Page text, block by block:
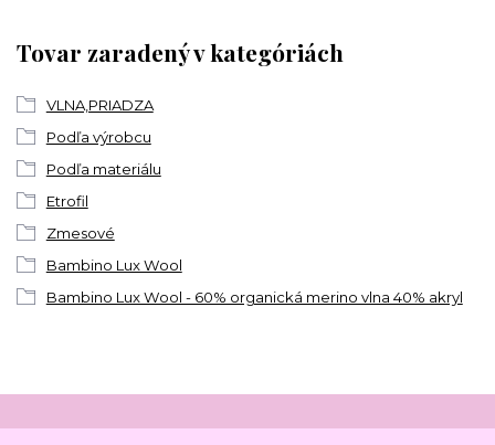
Tovar zaradený v kategóriách
VLNA,PRIADZA
Podľa výrobcu
Podľa materiálu
Etrofil
Zmesové
Bambino Lux Wool
Bambino Lux Wool - 60% organická merino vlna 40% akryl